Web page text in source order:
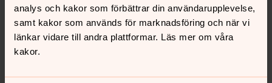
analys och kakor som förbättrar din användarupplevelse,
samt kakor som används för marknadsföring och när vi
länkar vidare till andra plattformar. Läs mer om våra
kakor.
För att se innehållet behöver du acceptera kakor
för marknadsföring.